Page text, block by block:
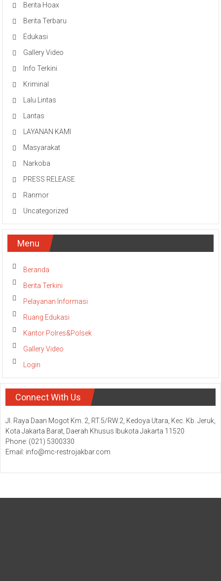
Berita Hoax
Berita Terbaru
Edukasi
Gallery Video
Info Terkini
Kriminal
Lalu Lintas
Lantas
LAYANAN KAMI
Masyarakat
Narkoba
PRESS RELEASE
Ranmor
Uncategorized
Menu
Beranda
Berita Terkini
Pelayanan Informasi
Ruang Edukasi
Kantor Polres&Polsek
Gallery Video
Login
Connect With Us
Jl. Raya Daan Mogot Km. 2, RT.5/RW.2, Kedoya Utara, Kec. Kb. Jeruk,
Kota Jakarta Barat, Daerah Khusus Ibukota Jakarta 11520
Phone: (021) 5300330
Email: info@mc-restrojakbar.com